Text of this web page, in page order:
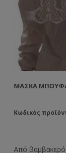
ΜΆΣΚΑ
Κωδικός
Από